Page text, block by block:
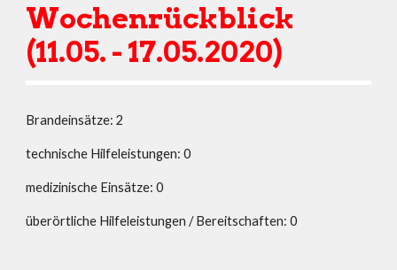
Wochenrückblick
(11.05. - 17.05.2020)
Brandeinsätze: 2
technische Hilfeleistungen: 0
medizinische Einsätze: 0
überörtliche Hilfeleistungen / Bereitschaften: 0